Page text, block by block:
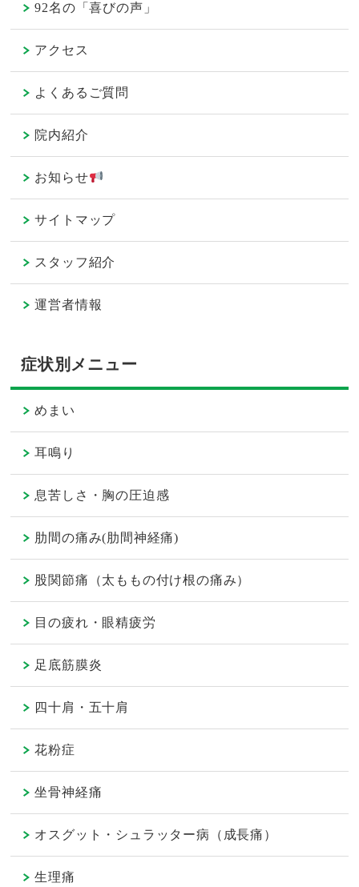
92名の「喜びの声」
アクセス
よくあるご質問
院内紹介
お知らせ
サイトマップ
スタッフ紹介
運営者情報
症状別メニュー
めまい
耳鳴り
息苦しさ・胸の圧迫感
肋間の痛み(肋間神経痛)
股関節痛（太ももの付け根の痛み）
目の疲れ・眼精疲労
足底筋膜炎
四十肩・五十肩
花粉症
坐骨神経痛
オスグット・シュラッター病（成長痛）
生理痛